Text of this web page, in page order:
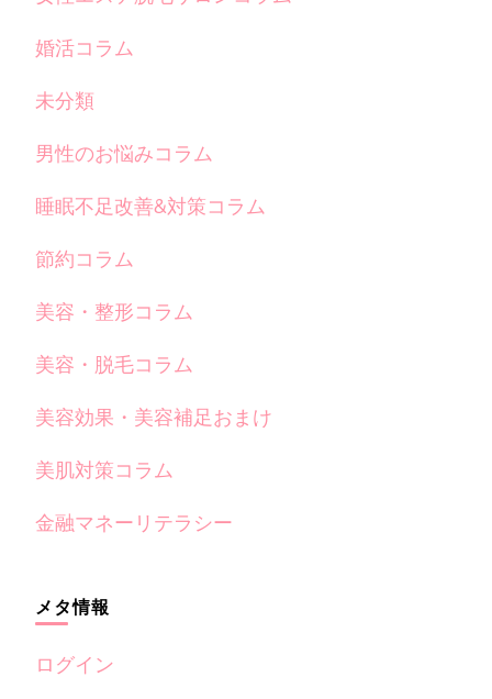
婚活コラム
未分類
男性のお悩みコラム
睡眠不足改善&対策コラム
節約コラム
美容・整形コラム
美容・脱毛コラム
美容効果・美容補足おまけ
美肌対策コラム
金融マネーリテラシー
メタ情報
ログイン